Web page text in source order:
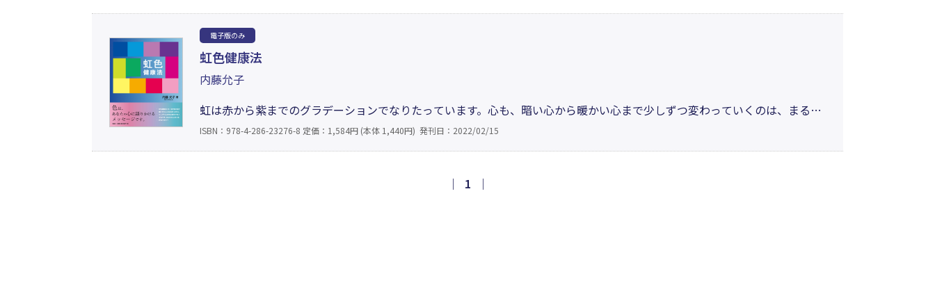
が、わかるでしょうか？ 色を見ていると、その色の音楽が聴こえてくるでしょうか？ 音楽と色によって、心を明るく、豊か
に変えていきましょう。
電子版のみ
虹色健康法
内藤允子
虹は赤から紫までのグラデーションでなりたっています。心も、暗い心から暖かい心まで少しずつ変わっていくのは、まるで
心の情感のグラデーションといえます。虹色健康法は、色のグラデーションを利用して、心を色の変化に合わせていく試みで
す。心はみごとに色に従って元気になります。赤から紫まで虹の色の並び順に向き合いながら少しずつ心の色を変えてゆく心
ISBN：978-4-286-23276-8 定価：1,584円 (本体 1,440円) 発刊日：2022/02/15
｜ 1 ｜